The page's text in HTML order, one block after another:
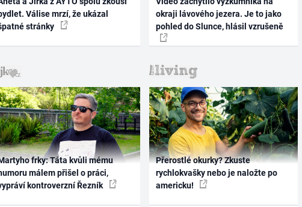
Válise mrzí, že ukázal
stránky
okraji lávového jezera. Je to jako
pohled do Slunce, hlásil vzrušeně
frky: Táta kvůli mému
málem přišel o práci,
kontroverzní Řezník
Přerostlé okurky? Zkuste
rychlokvašky nebo je naložte po
americku!